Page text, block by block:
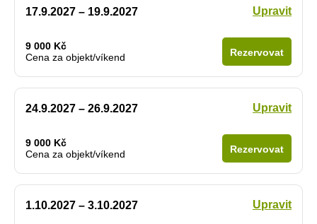
17.9.2027 – 19.9.2027 Upravit
9 000 Kč
Cena za objekt/víkend
Rezervovat
24.9.2027 – 26.9.2027 Upravit
9 000 Kč
Cena za objekt/víkend
Rezervovat
1.10.2027 – 3.10.2027 Upravit